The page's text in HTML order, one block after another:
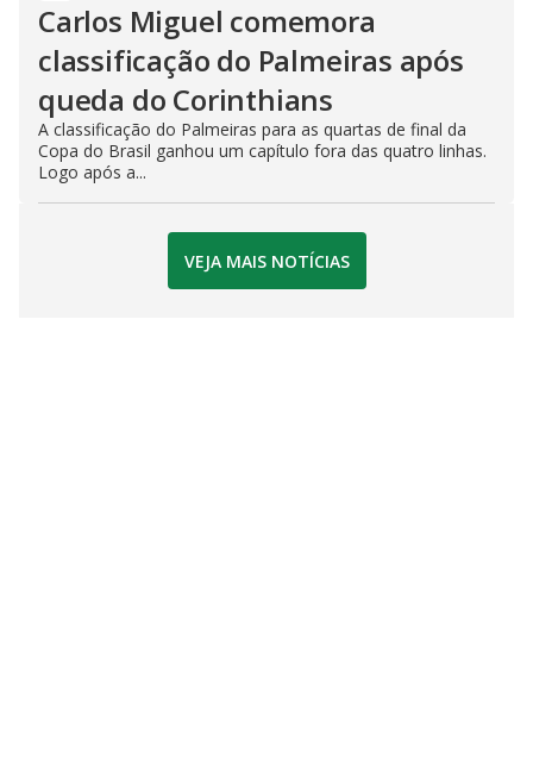
Carlos Miguel comemora
classificação do Palmeiras após
queda do Corinthians
A classificação do Palmeiras para as quartas de final da
Copa do Brasil ganhou um capítulo fora das quatro linhas.
Logo após a...
VEJA MAIS NOTÍCIAS